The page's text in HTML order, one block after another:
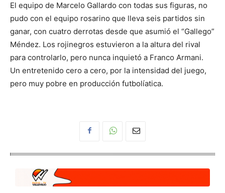
El equipo de Marcelo Gallardo con todas sus figuras, no
pudo con el equipo rosarino que lleva seis partidos sin
ganar, con cuatro derrotas desde que asumió el “Gallego”
Méndez. Los rojinegros estuvieron a la altura del rival
para controlarlo, pero nunca inquietó a Franco Armani.
Un entretenido cero a cero, por la intensidad del juego,
pero muy pobre en producción futbolíatica.